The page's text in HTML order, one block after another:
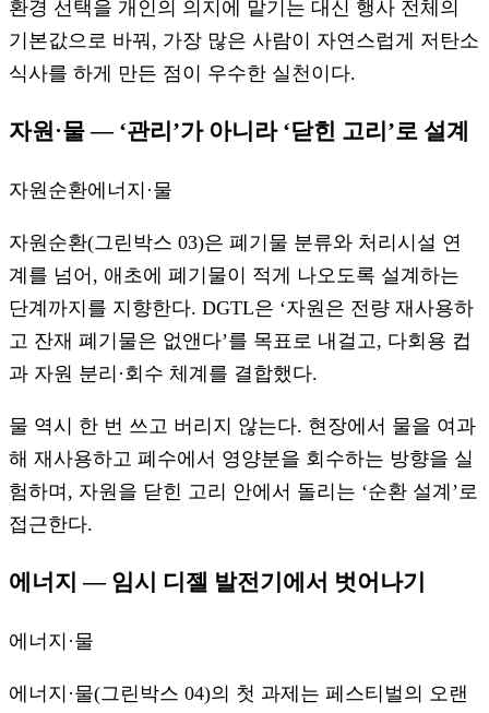
환경 선택을 개인의 의지에 맡기는 대신 행사 전체의
기본값으로 바꿔, 가장 많은 사람이 자연스럽게 저탄소
식사를 하게 만든 점이 우수한 실천이다.
자원·물 — ‘관리’가 아니라 ‘닫힌 고리’로 설계
자원순환에너지·물
자원순환(그린박스 03)은 폐기물 분류와 처리시설 연
계를 넘어, 애초에 폐기물이 적게 나오도록 설계하는
단계까지를 지향한다. DGTL은 ‘자원은 전량 재사용하
고 잔재 폐기물은 없앤다’를 목표로 내걸고, 다회용 컵
과 자원 분리·회수 체계를 결합했다.
물 역시 한 번 쓰고 버리지 않는다. 현장에서 물을 여과
해 재사용하고 폐수에서 영양분을 회수하는 방향을 실
험하며, 자원을 닫힌 고리 안에서 돌리는 ‘순환 설계’로
접근한다.
에너지 — 임시 디젤 발전기에서 벗어나기
에너지·물
에너지·물(그린박스 04)의 첫 과제는 페스티벌의 오랜